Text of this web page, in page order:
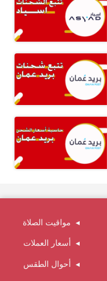
مواقيت الصلاة
أسعار العملات
أحوال الطقس